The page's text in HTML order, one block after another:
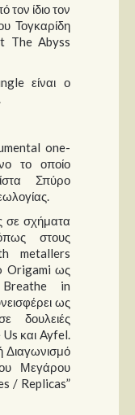
ίδιο τον
Τογκαρίδη
The Abyss
είναι ο
one-
το οποίο
Σπύρο
σε σχήματα
στους
metallers
Origami ως
Breathe in
ως
δουλειές
και Ayfel.
Διαγωνισμό
Μεγάρου
/ Replicas”